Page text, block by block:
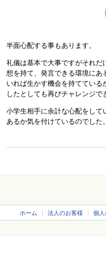
半面心配する事もあります。
礼儀は基本で大事ですがそれだ
想を持て、発言できる環境にあ
いれば生かす機会を持ててい
したとしても再びチャレンジで
小学生相手に余計な心配をして
あるか気を付けているのでした。
ホーム 法人のお客様 個